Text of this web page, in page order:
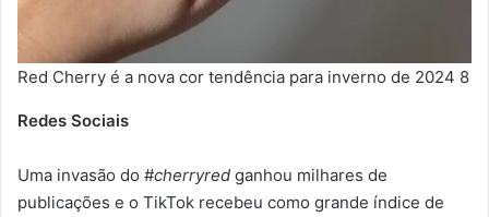
Red Cherry é a nova cor tendência para inverno de 2024 8
Redes Sociais
Uma invasão do #cherryred ganhou milhares de
publicações e o TikTok recebeu como grande índice de